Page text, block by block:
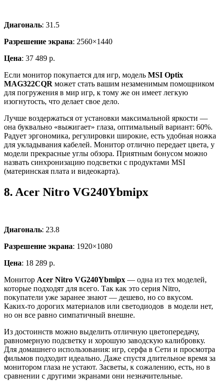
Диагональ: 31.5
Разрешение экрана: 2560×1440
Цена: 37 489 р.
Если монитор покупается для игр, модель MSI Optix
MAG322CQR может стать вашим незаменимым помощником
для погружения в мир игр, к тому же он имеет легкую
изогнутость, что делает свое дело.
Лучше воздержаться от установки максимальной яркости —
она буквально «выжигает» глаза, оптимальный вариант: 60%.
Радует эргономика, регулировки широкие, есть удобная ножка
для укладывания кабелей. Монитор отлично передает цвета, у
модели прекрасные углы обзора. Приятным бонусом можно
назвать синхронизацию подсветки с продуктами MSI
(материнская плата и видеокарта).
8. Acer Nitro VG240Ybmipx
Диагональ: 23.8
Разрешение экрана: 1920×1080
Цена: 18 289 р.
Монитор Acer Nitro VG240Ybmipx — одна из тех моделей,
которые подходят для всего. Так как это серия Nitro,
покупатели уже заранее знают — дешево, но со вкусом.
Каких-то дорогих материалов или светодиодов в модели нет,
но он все равно симпатичный внешне.
Из достоинств можно выделить отличную цветопередачу,
равномерную подсветку и хорошую заводскую калибровку.
Для домашнего использования: игр, серфа в Сети и просмотра
фильмов подходит идеально. Даже спустя длительное время за
монитором глаза не устают. Засветы, к сожалению, есть, но в
сравнении с другими экранами они незначительные.